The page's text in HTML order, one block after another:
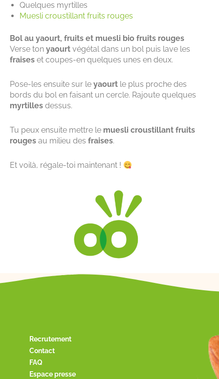
Quelques myrtilles
Muesli croustillant fruits rouges
Bol au yaourt, fruits et muesli bio fruits rouges
Verse ton yaourt végétal dans un bol puis lave les
fraises et coupes-en quelques unes en deux.
Pose-les ensuite sur le yaourt le plus proche des
bords du bol en faisant un cercle. Rajoute quelques
myrtilles dessus.
Tu peux ensuite mettre le muesli croustillant fruits
rouges au milieu des fraises.
Et voilà, régale-toi maintenant !
Recrutement
Contact
FAQ
Espace presse